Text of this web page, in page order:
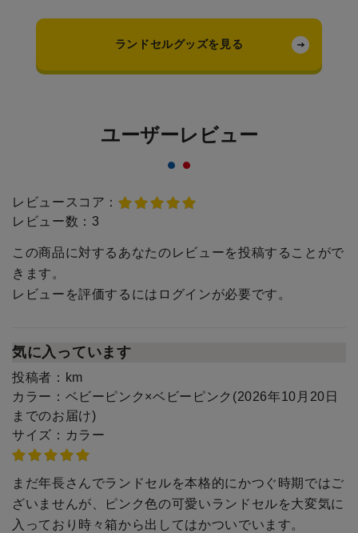
ランドセルグッズを見る
ユーザーレビュー
レビュースコア：
レビュー数： 3
この商品に対するあなたのレビューを投稿することがで
きます。
レビューを評価するには ログインが必要です。
気に入っています
投稿者： km
カラー： ベビーピンク×ベビーピンク(2026年10月20日
までのお届け)
サイズ： カラー
まだ年長さんでランドセルを本格的にかつぐ時期ではご
ざいませんが、ピンク色の可愛いランドセルを大変気に
入っており時々箱から出してはかついでいます。